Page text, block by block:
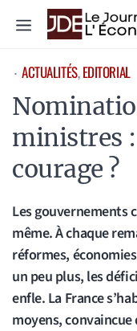
Menu
⋅ ACTUALITÉS, EDITORIAL
ministres
courage ?
Les gouvernements
même. À chaque
réformes,
un peu plus, les
enfle. La France
moyens,